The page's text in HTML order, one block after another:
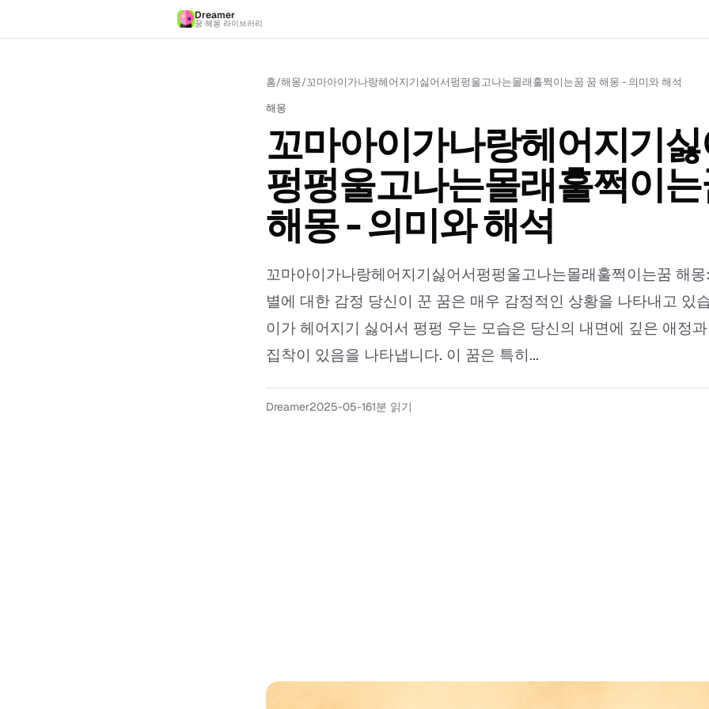
Dreamer
꿈 해몽 라이브러리
홈/해몽/꼬마아이가나랑헤어지기싫어서펑펑울고나는몰래훌쩍이는꿈 꿈 해몽 - 의미와 해석
해몽
꼬마아이가나랑헤어지기
펑펑울고나는몰래훌쩍이
해몽 - 의미와 해석
꼬마아이가나랑헤어지기싫어서펑펑울고나는몰래훌쩍이는꿈 해
별에 대한 감정 당신이 꾼 꿈은 매우 감정적인 상황을 나타내고 있
이가 헤어지기 싫어서 펑펑 우는 모습은 당신의 내면에 깊은 애정
집착이 있음을 나타냅니다. 이 꿈은 특히...
Dreamer2025-05-161분 읽기